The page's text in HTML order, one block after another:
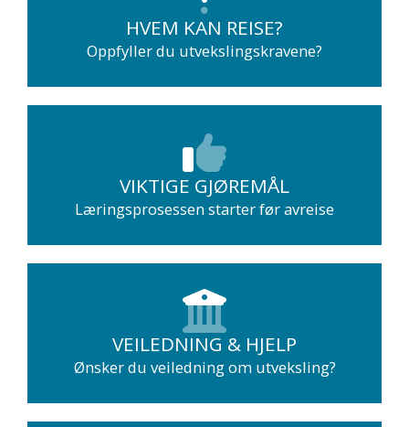
HVEM KAN REISE?
Oppfyller du utvekslingskravene?
VIKTIGE GJØREMÅL
Læringsprosessen starter før avreise
VEILEDNING & HJELP
Ønsker du veiledning om utveksling?